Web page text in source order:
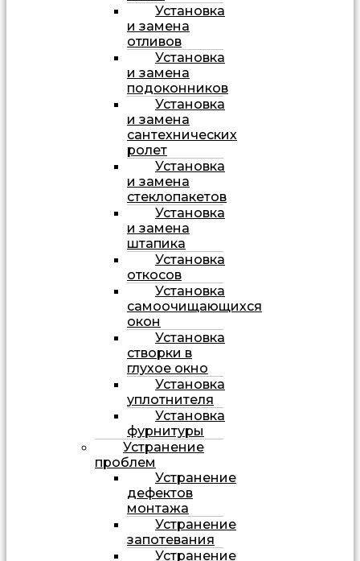
Установка
и замена
отливов
Установка
и замена
подоконников
Установка
и замена
сантехнических
ролет
Установка
и замена
стеклопакетов
Установка
и замена
штапика
Установка
откосов
Установка
самоочищающихся
окон
Установка
створки в
глухое окно
Установка
уплотнителя
Установка
фурнитуры
Устранение
проблем
Устранение
дефектов
монтажа
Устранение
запотевания
Устранение